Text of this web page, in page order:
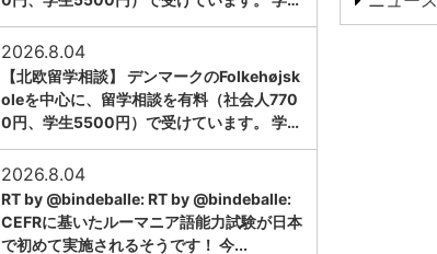
2026.8.04
【北欧留学相談】 デンマークのFolkehøjsk
oleを中心に、留学相談を有料（社会人770
0円、学生5500円）で受けています。 学…
2026.8.04
RT by @bindeballe: RT by @bindeballe:
CEFRに基いたルーマニア語能力試験が日本
で初めて実施されるそうです！ 今...